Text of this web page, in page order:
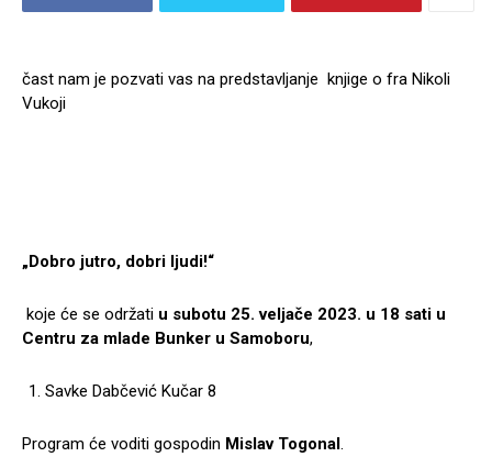
čast nam je pozvati vas na predstavljanje knjige o fra Nikoli
Vukoji
„Dobro jutro, dobri ljudi!“
koje će se održati u subotu 25. veljače 2023. u 18 sati u
Centru za mlade Bunker u Samoboru,
Savke Dabčević Kučar 8
Program će voditi gospodin Mislav Togonal.